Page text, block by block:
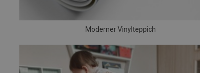
Moderner Vinylteppich